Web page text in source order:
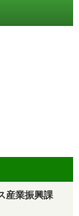
産業振興課